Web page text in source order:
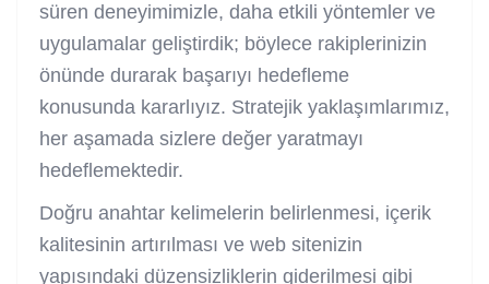
süren deneyimimizle, daha etkili yöntemler ve
uygulamalar geliştirdik; böylece rakiplerinizin
önünde durarak başarıyı hedefleme
konusunda kararlıyız. Stratejik yaklaşımlarımız,
her aşamada sizlere değer yaratmayı
hedeflemektedir.
Doğru anahtar kelimelerin belirlenmesi, içerik
kalitesinin artırılması ve web sitenizin
yapısındaki düzensizliklerin giderilmesi gibi